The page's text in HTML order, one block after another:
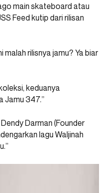
main skateboard atau
Feed kutip dari rilisan
malah rilisnya jamu? Ya biar
keduanya
Jamu 347.”
Darman (Founder
lagu Waljinah